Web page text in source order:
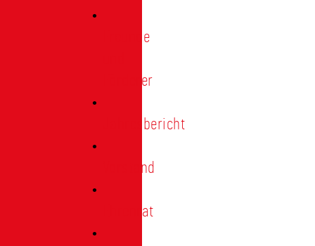
Freunde
Förderer
Jahresbericht
Vorstand
Ehrenrat